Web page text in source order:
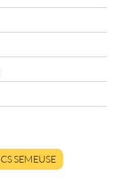
SEMEUSE